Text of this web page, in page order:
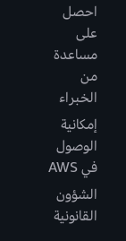
احصل
على
مساعدة
من
الخبراء
إمكانية
الوصول
في AWS
الشؤون
القانونية